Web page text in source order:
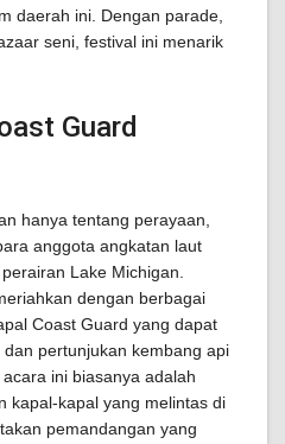
daerah ini. Dengan parade,
seni, festival ini menarik
Guard
hanya tentang perayaan,
anggota angkatan laut
Lake Michigan.
dengan berbagai
Coast Guard yang dapat
pertunjukan kembang api
ini biasanya adalah
kapal-kapal yang melintas di
pemandangan yang